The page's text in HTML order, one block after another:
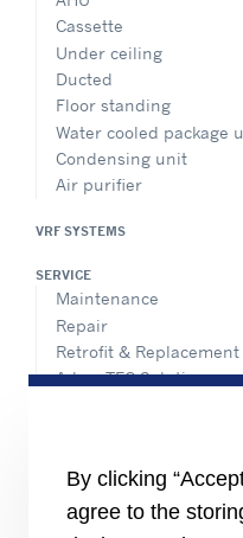
Cassette
Under ceiling
Ducted
Floor standing
Water cooled package
Condensing unit
Air purifier
VRF SYSTEMS
SERVICE
Maintenance
Repair
Retrofit & Replacement
AdvanTEC Solutions
Send an Inquiry
Carrier Branches and
By clicking
agree to the